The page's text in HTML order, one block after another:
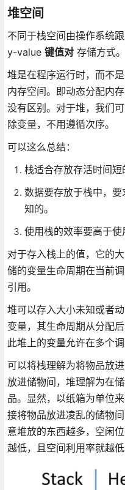
堆空间
不同于栈空间由操作系统
y-value 键值对存储方式。
堆是在程序运行时，而不
内存空间。即动态分配内
没有区别。对于堆，我们
除变量，不用遵循次序。
可以这么总结：
栈适合存放存活时间短
数据要存放于栈中，
知的。
使用栈的效率要高于使
对于存入栈上的值，它的
储的变量生命周期在当前
引用。
堆可以存入大小未知或者
变量，其生命周期从分配
此堆上的变量允许在多个调
可以将栈理解为将物品放
放进储物间，堆理解为在
品。显然，以纸箱为单位
接将物品放进凌乱的储物
意堆放的东西越多，空闲
越低，且空间利用率就越低